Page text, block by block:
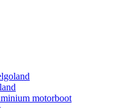
motorboot